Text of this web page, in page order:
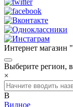
Интернет магазин
Выберите регион,
×
В
Видное